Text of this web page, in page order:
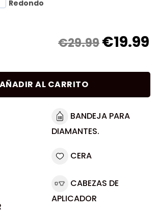
Redondo
€29.99€19.99
AÑADIR AL CARRITO
BANDEJA PARA
DIAMANTES.
CERA
CABEZAS DE
APLICADOR